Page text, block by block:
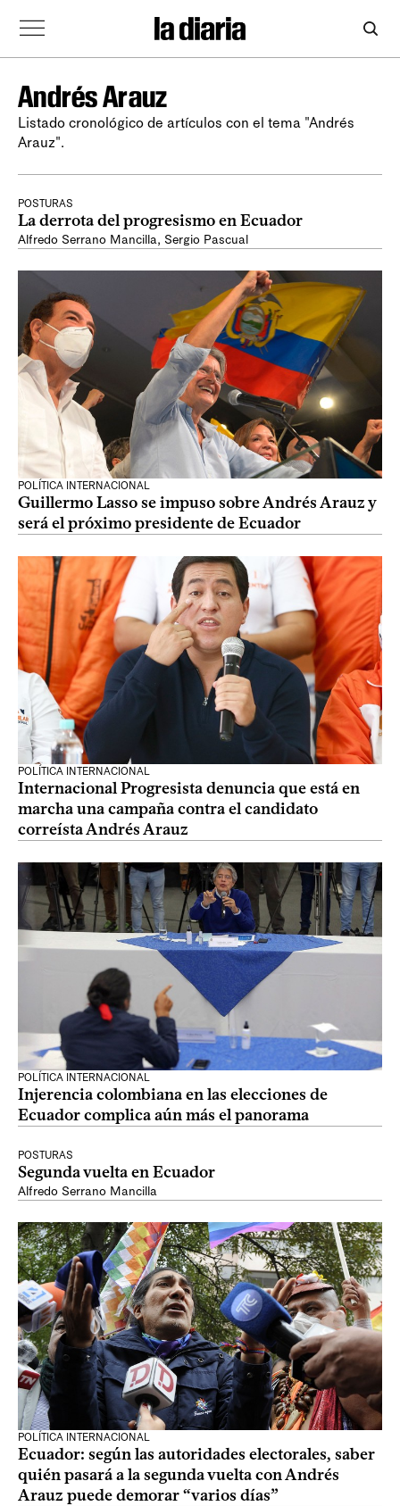
Andrés Arauz
Listado cronológico de artículos con el tema "Andrés
Arauz".
POSTURAS
La derrota del progresismo en Ecuador
Alfredo Serrano Mancilla, Sergio Pascual
POLÍTICA INTERNACIONAL
Guillermo Lasso se impuso sobre Andrés Arauz y
será el próximo presidente de Ecuador
POLÍTICA INTERNACIONAL
Internacional Progresista denuncia que está en
marcha una campaña contra el candidato
correísta Andrés Arauz
POLÍTICA INTERNACIONAL
Injerencia colombiana en las elecciones de
Ecuador complica aún más el panorama
POSTURAS
Segunda vuelta en Ecuador
Alfredo Serrano Mancilla
POLÍTICA INTERNACIONAL
Ecuador: según las autoridades electorales, saber
quién pasará a la segunda vuelta con Andrés
Arauz puede demorar “varios días”